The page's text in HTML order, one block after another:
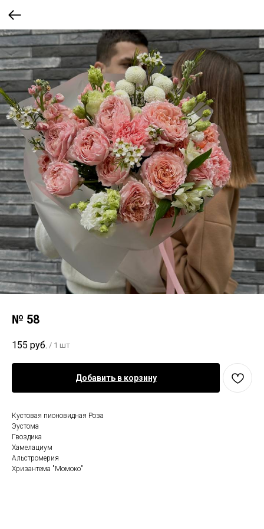
№ 58
155 руб. / 1 шт
Добавить в корзину
Кустовая пионовидная Роза
Эустома
Гвоздика
Хамелациум
Альстромерия
Хризантема "Момоко"